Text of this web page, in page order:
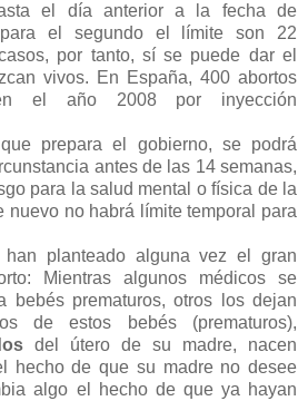
el día anterior a la fecha de
el segundo el límite son 22
por tanto, sí se puede dar el
vivos. En España, 400 abortos
el año 2008 por inyección
prepara el gobierno, se podrá
antes de las 14 semanas,
para la salud mental o física de la
nuevo no habrá límite temporal para
planteado alguna vez el gran
Mientras algunos médicos se
bebés prematuros, otros los dejan
de estos bebés (prematuros),
del útero de su madre, nacen
hecho de que su madre no desee
algo el hecho de que ya hayan